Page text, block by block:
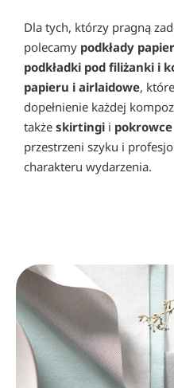
Dla tych, którzy pragną
polecamy podkłady
podkładki pod filiżanki i
papieru i airlaidowe,
dopełnienie każdej
także skirtingii pokrowce
przestrzeni szyku i
charakteru wydarzenia.